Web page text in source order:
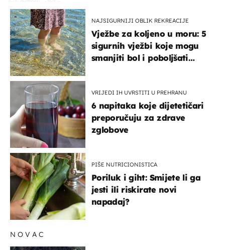
NAJSIGURNIJI OBLIK REKREACIJE
Vježbe za koljeno u moru: 5
sigurnih vježbi koje mogu
smanjiti bol i poboljšati
VRIJEDI IH UVRSTITI U PREHRANU
6 napitaka koje dijetetičari
preporučuju za zdrave
zglobove
PIŠE NUTRICIONISTICA
Poriluk i giht: Smijete li ga
jesti ili riskirate novi
napadaj?
NOVAC